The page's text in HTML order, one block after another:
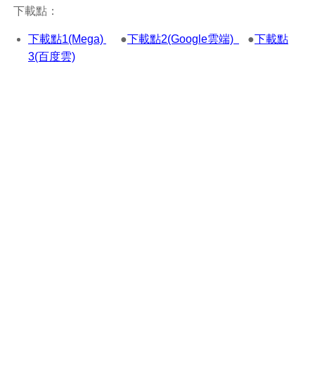
下載點：
下載點1(Mega) ●下載點2(Google雲端) ●下載點
3(百度雲)